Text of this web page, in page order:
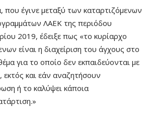
που έγινε μεταξύ των καταρτιζόμενων
ΛΑΕΚ της περιόδου
2019, έδειξε πως «το κυρίαρχο
είναι η διαχείριση του άγχους στο
για το οποίο δεν εκπαιδεύονται με
και εάν αναζητήσουν
ή το καλύψει κάποια